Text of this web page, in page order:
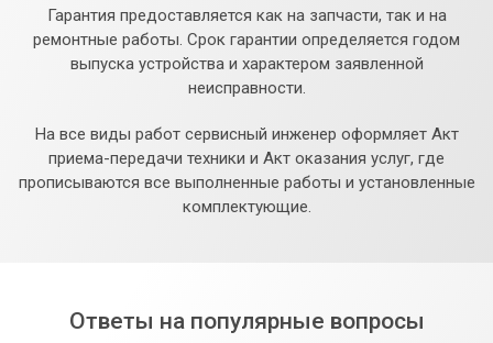
Гарантия предоставляется как на запчасти, так и на
ремонтные работы. Срок гарантии определяется годом
выпуска устройства и характером заявленной
неисправности.
На все виды работ сервисный инженер оформляет Акт
приема-передачи техники и Акт оказания услуг, где
прописываются все выполненные работы и установленные
комплектующие.
Ответы на популярные вопросы